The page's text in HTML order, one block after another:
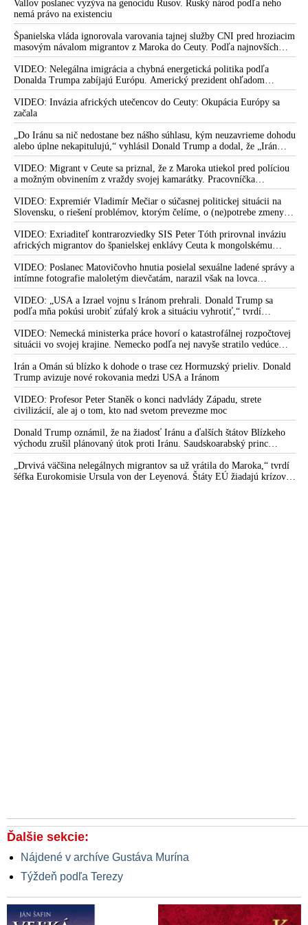
Vallov poslanec vyzýva na genocídu Rusov. Ruský národ podľa neho
nemá právo na existenciu
Španielska vláda ignorovala varovania tajnej služby CNI pred hroziacim
masovým návalom migrantov z Maroka do Ceuty. Podľa najnovších
správ preniklo do tejto španielskej exklávy na severe Afriky vyše 70-
tisíc migrantov
VIDEO: Nelegálna imigrácia a chybná energetická politika podľa
Donalda Trumpa zabíjajú Európu. Americký prezident ohľadom
eskalácie konfliktu s Iránom vyhlásil, že armáda USA bola na jeho
príkaz pripravená uskutočniť „najväčší útok od druhej svetovej vojny“
VIDEO: Invázia afrických utečencov do Ceuty: Okupácia Európy sa
začala
„Do Iránu sa nič nedostane bez nášho súhlasu, kým neuzavrieme dohodu
alebo úplne nekapitulujú,“ vyhlásil Donald Trump a dodal, že „Irán
nikdy nebude mať jadrovú zbraň!“
VIDEO: Migrant v Ceute sa priznal, že z Maroka utiekol pred políciou
a možným obvinením z vraždy svojej kamarátky. Pracovníčka
migračného centra v Ceute medzitým potvrdila, že väčšina utečencov v
meste pochádza zo subsaharskej Afriky, ale taktiež z Bangladéša a
Jemenu
VIDEO: Expremiér Vladimír Mečiar o súčasnej politickej situácii na
Slovensku, o riešení problémov, ktorým čelíme, o (ne)potrebe zmeny
volebného systému, ale aj o meniacom sa svetovom poriadku a
postavení našej vlasti v ňom
VIDEO: Exriaditeľ kontrarozviedky SIS Peter Tóth prirovnal inváziu
afrických migrantov do španielskej enklávy Ceuta k mongolskému
vpádu do strednej Európy, ku ktorému došlo v 13. storočí
VIDEO: Poslanec Matovičovho hnutia posielal sexuálne ladené správy a
intímne fotografie maloletým dievčatám, narazil však na lovca
pedofilov
VIDEO: „USA a Izrael vojnu s Iránom prehrali. Donald Trump sa
podľa mňa pokúsi urobiť zúfalý krok a situáciu vyhrotiť,“ tvrdí
americký armádny plukovník vo výslužbe Douglas Macgregor
VIDEO: Nemecká ministerka práce hovorí o katastrofálnej rozpočtovej
situácii vo svojej krajine. Nemecko podľa nej navyše stratilo vedúce
postavenie v mnohých technologických oblastiach
Irán a Omán sú blízko k dohode o trase cez Hormuzský prieliv. Donald
Trump avizuje nové rokovania medzi USA a Iránom
VIDEO: Profesor Peter Staněk o konci nadvlády Západu, strete
civilizácií, ale aj o tom, kto nad svetom prevezme moc
Donald Trump oznámil, že na žiadosť Iránu a ďalších štátov Blízkeho
východu zrušil plánovaný útok proti Iránu. Saudskoarabský princ
medzitým varoval amerického prezidenta pred ďalšou eskaláciou
konfliktu
„Drvivá väčšina nelegálnych migrantov sa už vrátila do Maroka,“ tvrdí
šéfka Eurokomisie Ursula von der Leyenová. Štáty EÚ žiadajú krízové
Ďalšie sekcie:
Nájdené v archíve Gustáva Murína
Týždeň podľa Terezy